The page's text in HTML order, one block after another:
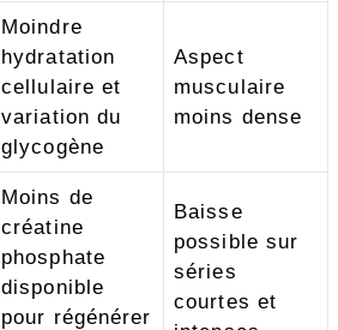
Moindre
hydratation
cellulaire et
variation du
glycogène
Aspect
musculaire
moins dense
Moins de
créatine
phosphate
disponible
pour régénérer
Baisse
possible sur
séries
courtes et